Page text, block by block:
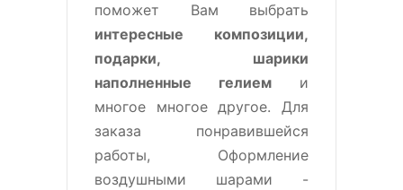
поможет Вам выбрать
интересные композиции,
подарки, шарики
наполненные гелием и
многое многое другое. Для
заказа понравившейся
работы, Оформление
воздушными шарами -